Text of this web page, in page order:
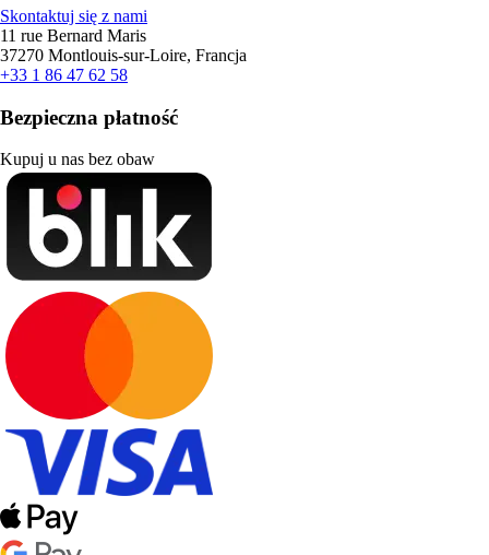
Skontaktuj się z nami
11 rue Bernard Maris
37270 Montlouis-sur-Loire, Francja
+33 1 86 47 62 58
Bezpieczna płatność
Kupuj u nas bez obaw